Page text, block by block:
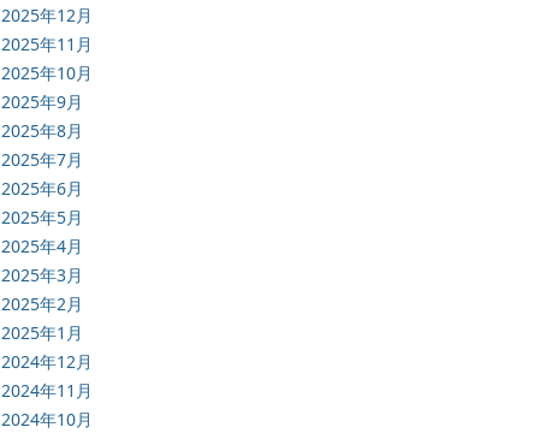
2025年12月
2025年11月
2025年10月
2025年9月
2025年8月
2025年7月
2025年6月
2025年5月
2025年4月
2025年3月
2025年2月
2025年1月
2024年12月
2024年11月
2024年10月